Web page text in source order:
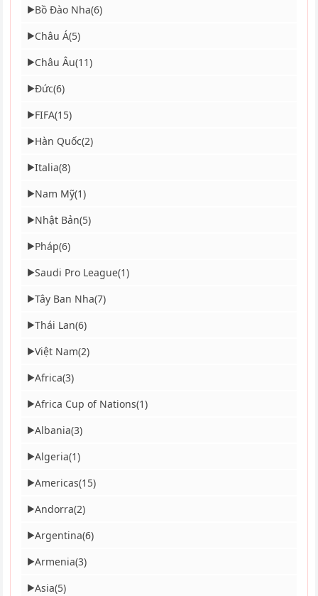
▶Bồ Đào Nha(6)
▶Châu Á(5)
▶Châu Âu(11)
▶Đức(6)
▶FIFA(15)
▶Hàn Quốc(2)
▶Italia(8)
▶Nam Mỹ(1)
▶Nhật Bản(5)
▶Pháp(6)
▶Saudi Pro League(1)
▶Tây Ban Nha(7)
▶Thái Lan(6)
▶Việt Nam(2)
▶Africa(3)
▶Africa Cup of Nations(1)
▶Albania(3)
▶Algeria(1)
▶Americas(15)
▶Andorra(2)
▶Argentina(6)
▶Armenia(3)
▶Asia(5)